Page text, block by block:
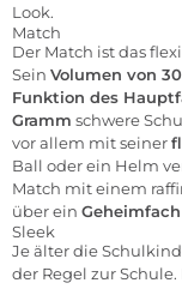
Look.
Match
Der Match ist das
Sein Volumen von
Funktion des
Gramm schwere
vor allem mit seiner
Ball oder ein Helm
Match mit einem
über ein
Sleek
Je älter die
der Regel zur